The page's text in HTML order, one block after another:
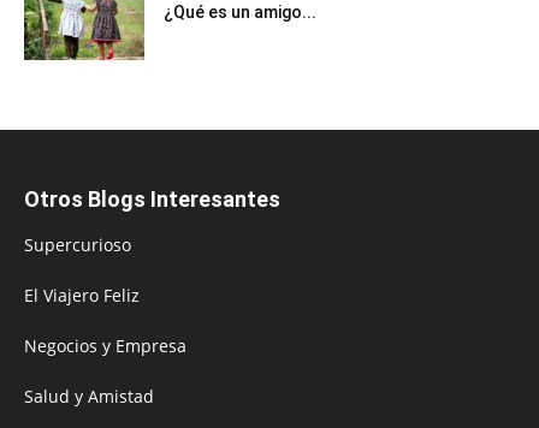
¿Qué es un amigo...
Otros Blogs Interesantes
Supercurioso
El Viajero Feliz
Negocios y Empresa
Salud y Amistad